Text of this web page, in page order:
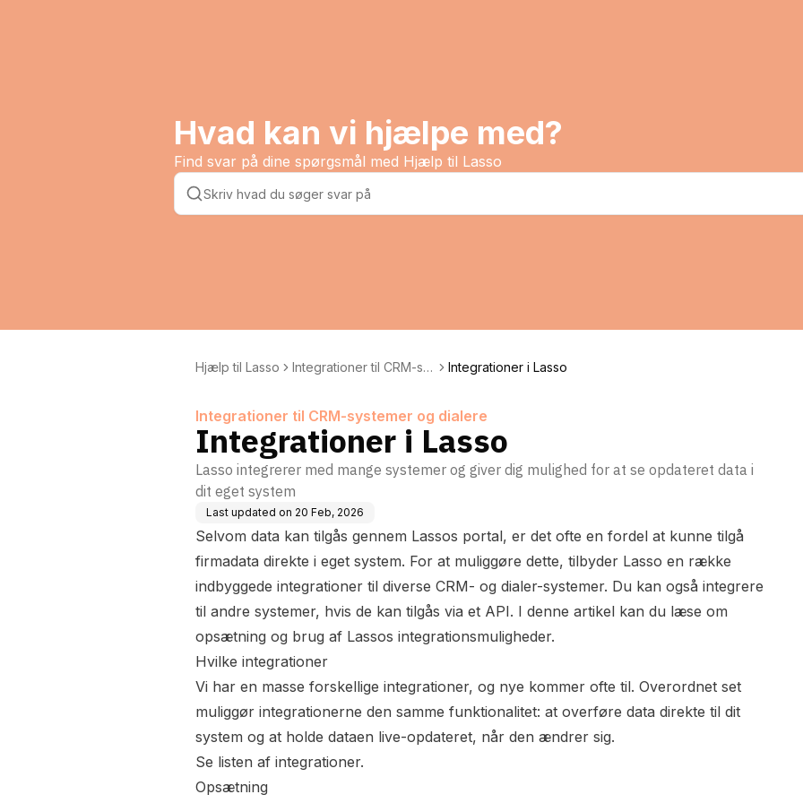
Hvad kan vi hjælpe med?
Find svar på dine spørgsmål med Hjælp til Lasso
Hjælp til Lasso
Integrationer til CRM-sy
Integrationer i Lasso
Integrationer til CRM-systemer og dialere
Integrationer i Lasso
Lasso integrerer med mange systemer og giver dig mulighed for at se opdateret data i
dit eget system
Last updated on 20 Feb, 2026
Selvom data kan tilgås gennem Lassos portal, er det ofte en fordel at kunne tilgå
firmadata direkte i eget system. For at muliggøre dette, tilbyder Lasso en række
indbyggede integrationer til diverse CRM- og dialer-systemer. Du kan også integrere
til andre systemer, hvis de kan tilgås via et API. I denne artikel kan du læse om
opsætning og brug af Lassos integrationsmuligheder.
Hvilke integrationer
Vi har en masse forskellige integrationer, og nye kommer ofte til. Overordnet set
muliggør integrationerne den samme funktionalitet: at overføre data direkte til dit
system og at holde dataen live-opdateret, når den ændrer sig.
Se listen af integrationer.
Opsætning